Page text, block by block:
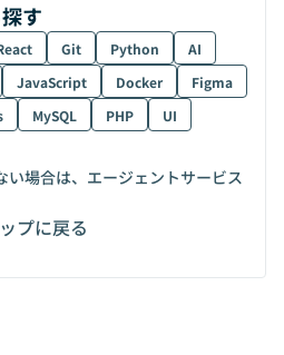
す
Git Python
AI
JavaScript Docker
Figma
MySQL PHP
UI
い場合は、エージェントサービス
プに戻る